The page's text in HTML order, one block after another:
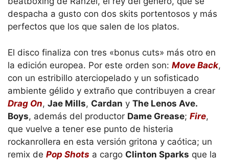
despacha a gusto con dos skits portentosos y más
perfectos que los que salen de los platos.
El disco finaliza con tres «bonus cuts» más otro en
la edición europea. Por este orden son: Move Back,
con un estribillo aterciopelado y un sofisticado
ambiente gélido y extraño que contribuyen a crear
Drag On, Jae Mills, Cardan y The Lenos Ave.
Boys, además del productor Dame Grease; Fire,
que vuelve a tener ese punto de histeria
rockanrollera en esta versión gritona y caótica; un
remix de Pop Shots a cargo Clinton Sparks que la